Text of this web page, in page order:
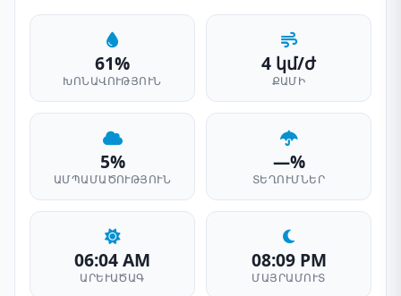
61%
ԽՈՆԱՎՈՒԹՅՈՒՆ
4 կմ/ժ
ՔԱՄԻ
5%
ԱՄՊԱՄԱԾՈՒԹՅՈՒՆ
—%
ՏԵՂՈՒՄՆԵՐ
06:04 AM
ԱՐԵՒԱԾԱԳ
08:09 PM
ՄԱՅՐԱՄՈՒՏ